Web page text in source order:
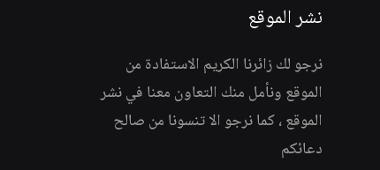
نشر الموقع
نرجو لك زائرنا الكريم الاستفادة من
الموقع ونأمل منك التعاون معنا في نشر
الموقع ، كما نرجو الا تنسونا من صالح
دعائكم